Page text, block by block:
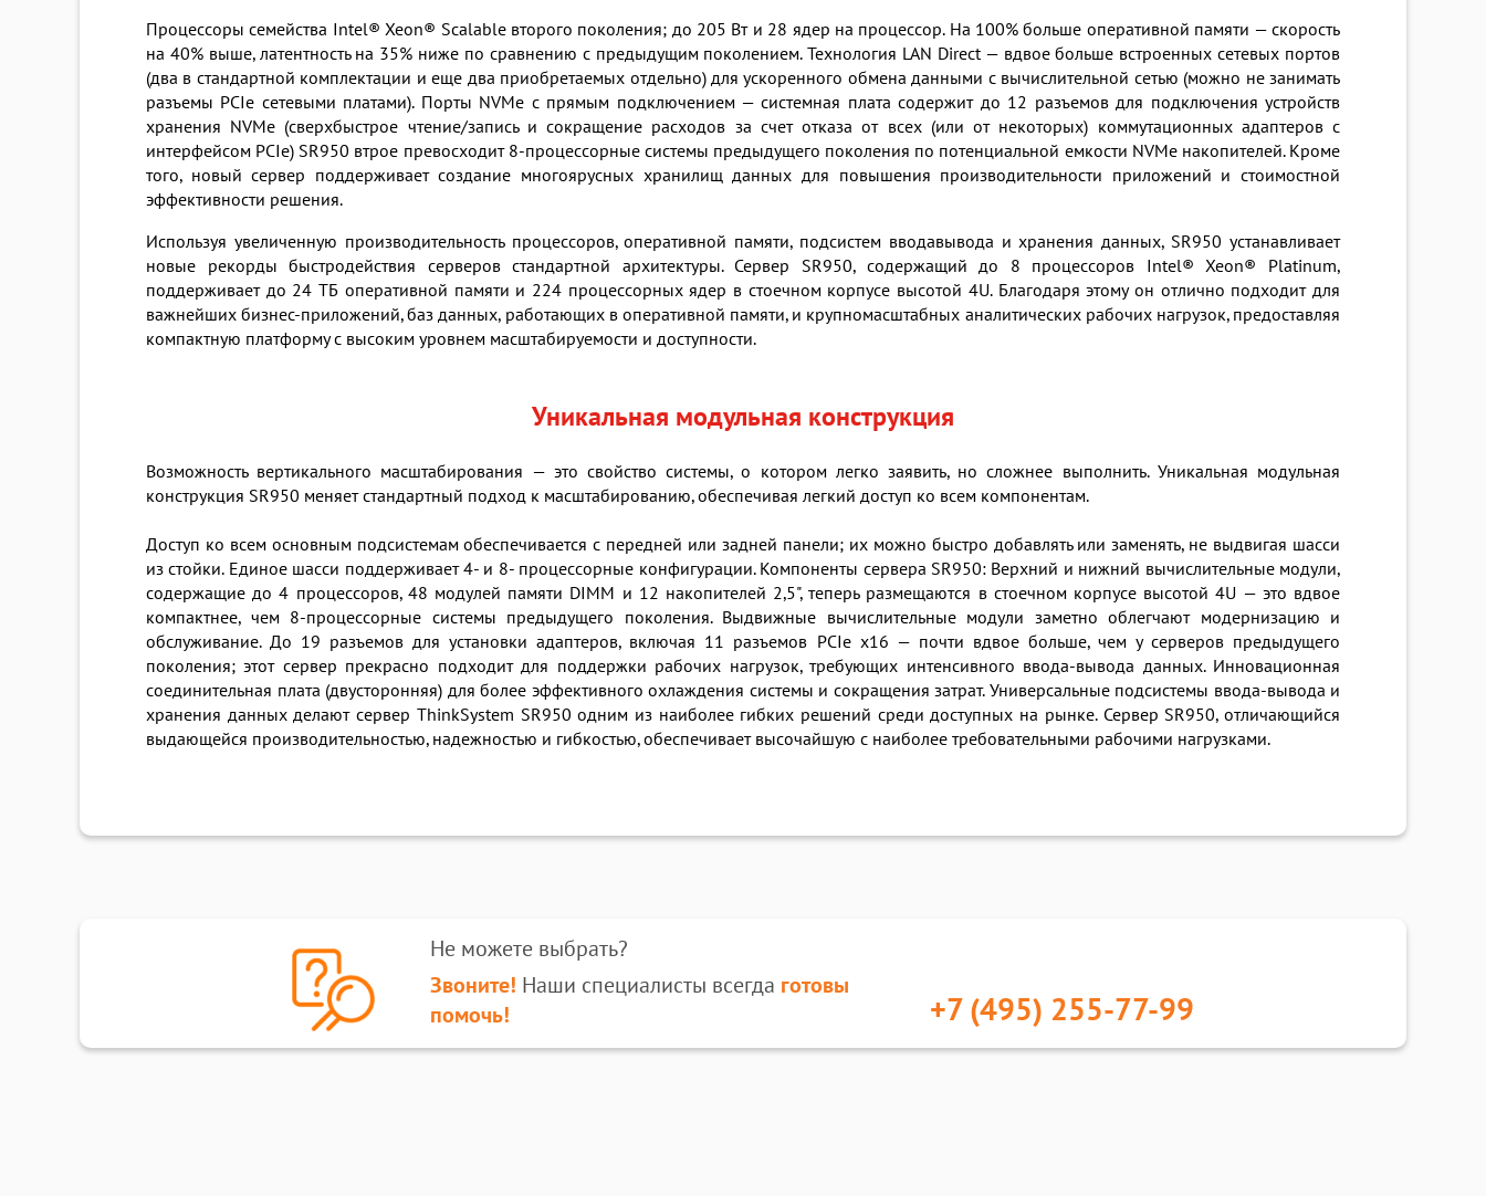
Процессоры семейства Intel® Xeon® Scalable второго поколения; до 205 Вт и 28 ядер на процессор. На 100% больше оперативной памяти — скорость
на 40% выше, латентность на 35% ниже по сравнению с предыдущим поколением. Технология LAN Direct — вдвое больше встроенных сетевых портов
(два в стандартной комплектации и еще два приобретаемых отдельно) для ускоренного обмена данными с вычислительной сетью (можно не занимать
разъемы PCIe сетевыми платами). Порты NVMe с прямым подключением — системная плата содержит до 12 разъемов для подключения устройств
хранения NVMe (сверхбыстрое чтение/запись и сокращение расходов за счет отказа от всех (или от некоторых) коммутационных адаптеров с
интерфейсом PCIe) SR950 втрое превосходит 8-процессорные системы предыдущего поколения по потенциальной емкости NVMe накопителей. Кроме
того, новый сервер поддерживает создание многоярусных хранилищ данных для повышения производительности приложений и стоимостной
эффективности решения.
Используя увеличенную производительность процессоров, оперативной памяти, подсистем вводавывода и хранения данных, SR950 устанавливает
новые рекорды быстродействия серверов стандартной архитектуры. Сервер SR950, содержащий до 8 процессоров Intel® Xeon® Platinum,
поддерживает до 24 ТБ оперативной памяти и 224 процессорных ядер в стоечном корпусе высотой 4U. Благодаря этому он отлично подходит для
важнейших бизнес-приложений, баз данных, работающих в оперативной памяти, и крупномасштабных аналитических рабочих нагрузок, предоставляя
компактную платформу с высоким уровнем масштабируемости и доступности.
Уникальная модульная конструкция
Возможность вертикального масштабирования — это свойство системы, о котором легко заявить, но сложнее выполнить. Уникальная модульная
конструкция SR950 меняет стандартный подход к масштабированию, обеспечивая легкий доступ ко всем компонентам.
Доступ ко всем основным подсистемам обеспечивается с передней или задней панели; их можно быстро добавлять или заменять, не выдвигая шасси
из стойки. Единое шасси поддерживает 4- и 8- процессорные конфигурации. Компоненты сервера SR950: Верхний и нижний вычислительные модули,
содержащие до 4 процессоров, 48 модулей памяти DIMM и 12 накопителей 2,5", теперь размещаются в стоечном корпусе высотой 4U — это вдвое
компактнее, чем 8-процессорные системы предыдущего поколения. Выдвижные вычислительные модули заметно облегчают модернизацию и
обслуживание. До 19 разъемов для установки адаптеров, включая 11 разъемов PCIe x16 — почти вдвое больше, чем у серверов предыдущего
поколения; этот сервер прекрасно подходит для поддержки рабочих нагрузок, требующих интенсивного ввода-вывода данных. Инновационная
соединительная плата (двусторонняя) для более эффективного охлаждения системы и сокращения затрат. Универсальные подсистемы ввода-вывода и
хранения данных делают сервер ThinkSystem SR950 одним из наиболее гибких решений среди доступных на рынке. Сервер SR950, отличающийся
выдающейся производительностью, надежностью и гибкостью, обеспечивает высочайшую с наиболее требовательными рабочими нагрузками.
Не можете выбрать?
Звоните! Наши специалисты всегда готовы
помочь!
+7 (495) 255-77-99